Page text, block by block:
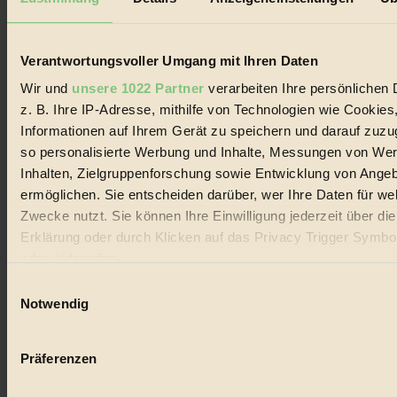
Verantwortungsvoller Umgang mit Ihren Daten
Wir und unsere 1022 Partner verarbeiten Ihre persönlichen
z. B. Ihre IP-Adresse, mithilfe von Technologien wie
Informationen auf Ihrem Gerät zu speichern und darauf
so personalisierte Werbung und Inhalte, Messungen von
Inhalten, Zielgruppenforschung sowie Entwicklung von
ermöglichen. Sie entscheiden darüber, wer Ihre Daten für
Zwecke nutzt. Sie können Ihre Einwilligung jederzeit über
Erklärung oder durch Klicken auf das Privacy Trigger
Wenn Sie es erlauben, würden wir auch gerne:
Ihr Gerät durch aktives Scannen nach bestimmten
Notwendig
Präferenzen
Biorama steht für einen nachhaltigen Lebensstil und bewussten
Lebenswandel. Es ist eine moderne Plattform für Ideen, Menschen
Handels mit Bioprodukten, des Fair-Trade sowie der Branche
alternativer Energien.
Social Media
22.601 Fans auf Facebook
3.415 Follower auf Twitter
Folge uns auf Instagram
Themen
Bio
Vegan